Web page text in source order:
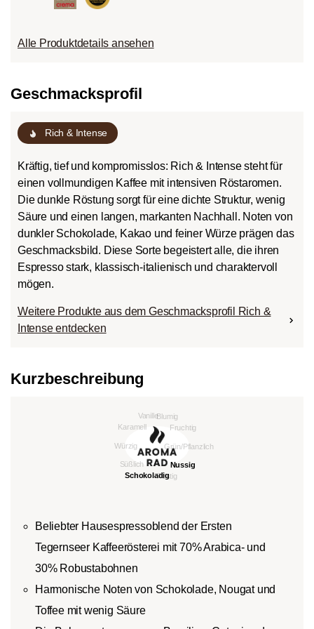
Alle Produktdetails ansehen
Geschmacksprofil
Rich & Intense
Kräftig, tief und kompromisslos: Rich & Intense steht für
einen vollmundigen Kaffee mit intensiven Röstaromen.
Die dunkle Röstung sorgt für eine dichte Struktur, wenig
Säure und einen langen, markanten Nachhall. Noten von
dunkler Schokolade, Kakao und feiner Würze prägen das
Geschmacksbild. Diese Sorte begeistert alle, die ihren
Espresso stark, klassisch-italienisch und charaktervoll
mögen.
Weitere Produkte aus dem Geschmacksprofil Rich &
Intense entdecken
Kurzbeschreibung
Beliebter Hausespressoblend der Ersten
Tegernseer Kaffeerösterei mit 70% Arabica- und
30% Robustabohnen
Harmonische Noten von Schokolade, Nougat und
Toffee mit wenig Säure